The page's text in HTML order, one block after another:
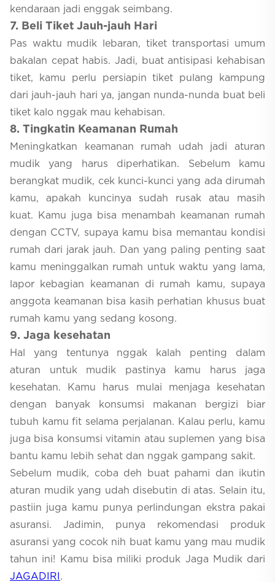
kendaraan jadi enggak seimbang.
7. Beli Tiket Jauh-jauh Hari
Pas waktu mudik lebaran, tiket transportasi umum
bakalan cepat habis. Jadi, buat antisipasi kehabisan
tiket, kamu perlu persiapin tiket pulang kampung
dari jauh-jauh hari ya, jangan nunda-nunda buat beli
tiket kalo nggak mau kehabisan.
8. Tingkatin Keamanan Rumah
Meningkatkan keamanan rumah udah jadi aturan
mudik yang harus diperhatikan. Sebelum kamu
berangkat mudik, cek kunci-kunci yang ada dirumah
kamu, apakah kuncinya sudah rusak atau masih
kuat. Kamu juga bisa menambah keamanan rumah
dengan CCTV, supaya kamu bisa memantau kondisi
rumah dari jarak jauh. Dan yang paling penting saat
kamu meninggalkan rumah untuk waktu yang lama,
lapor kebagian keamanan di rumah kamu, supaya
anggota keamanan bisa kasih perhatian khusus buat
rumah kamu yang sedang kosong.
9. Jaga kesehatan
Hal yang tentunya nggak kalah penting dalam
aturan untuk mudik pastinya kamu harus jaga
kesehatan. Kamu harus mulai menjaga kesehatan
dengan banyak konsumsi makanan bergizi biar
tubuh kamu fit selama perjalanan. Kalau perlu, kamu
juga bisa konsumsi vitamin atau suplemen yang bisa
bantu kamu lebih sehat dan nggak gampang sakit.
Sebelum mudik, coba deh buat pahami dan ikutin
aturan mudik yang udah disebutin di atas. Selain itu,
pastiin juga kamu punya perlindungan ekstra pakai
asuransi. Jadimin, punya rekomendasi produk
asuransi yang cocok nih buat kamu yang mau mudik
tahun ini! Kamu bisa miliki produk Jaga Mudik dari
JAGADIRI .